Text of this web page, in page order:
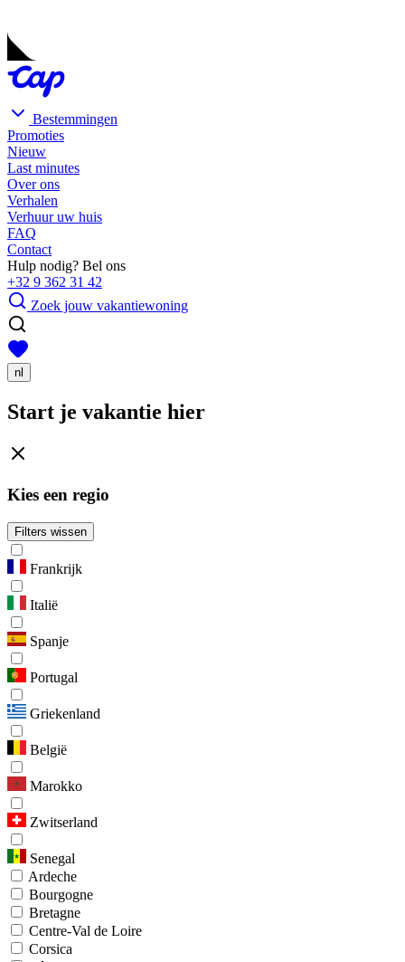
Bestemmingen
Promoties
Nieuw
Last minutes
Over ons
Verhalen
Verhuur uw huis
FAQ
Contact
Hulp nodig? Bel ons
+32 9 362 31 42
Zoek jouw vakantiewoning
nl
Start je vakantie hier
Kies een regio
Filters wissen
Frankrijk
Italië
Spanje
Portugal
Griekenland
België
Marokko
Zwitserland
Senegal
Ardeche
Bourgogne
Bretagne
Centre-Val de Loire
Corsica